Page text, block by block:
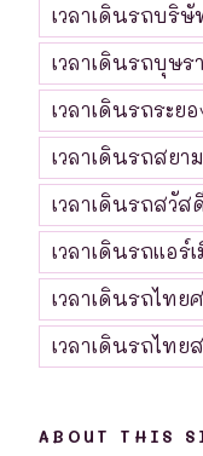
เวลาเดินรถบริษั
เวลาเดินรถบุษ
เวลาเดินรถระย
เวลาเดินรถสยา
เวลาเดินรถสวั
เวลาเดินรถแอร์
เวลาเดินรถไทย
เวลาเดินรถไทย
ABOUT THIS